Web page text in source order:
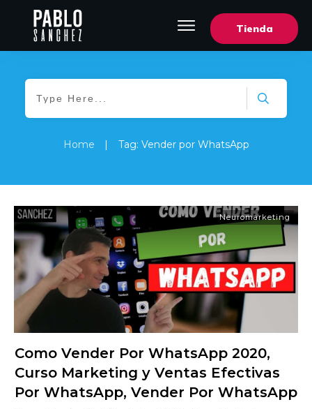
Tienda
Home Tag: Vender por WhatsApp
Neuromarketing
Como Vender Por WhatsApp 2020,
Curso Marketing y Ventas Efectivas
Por WhatsApp, Vender Por WhatsApp